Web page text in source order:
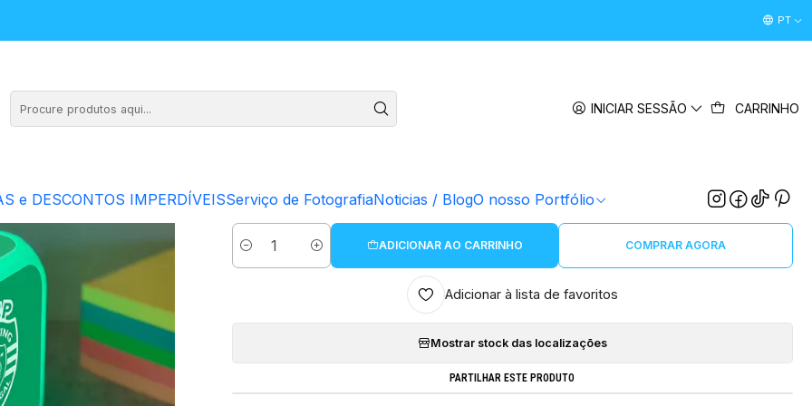
INICIAR SESSÃO CARRINHO
e DESCONTOS IMPERDÍVEISServiço de FotografiaNoticias / BlogO nosso Portfólio
Desconto Boas Vindas 5% " boasvindas26 " (PrimeiraPT
Cubo LED - Sporting
Relógio despertador digital Cubo LED - Sporting
Quantidade
ADICIONAR AO CARRINHO COMPRAR AGORA
Adicionar à lista de favoritos
Mostrar stock das localizações
PARTILHAR ESTE PRODUTO